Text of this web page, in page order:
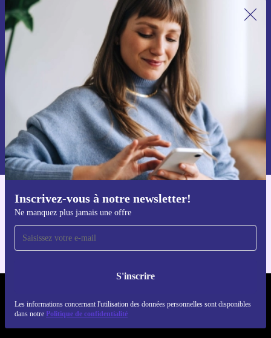
Inscrivez-vous à notre newsletter!
Ne manquez plus jamais une offre
S'inscrire
Les informations concernant l'utilisation des données personnelles sont disponibles
dans notre Politique de confidentialité
Recevoir offres et infos de refurbed
par mail
Ne manquez plus aucune offre.
S'inscrire
Retrouvez les informations sur l'utilisation des données personnelles
dans notre
politique de confidentialité.
Téléchargez l'application refurbed
Pour iOS et Android